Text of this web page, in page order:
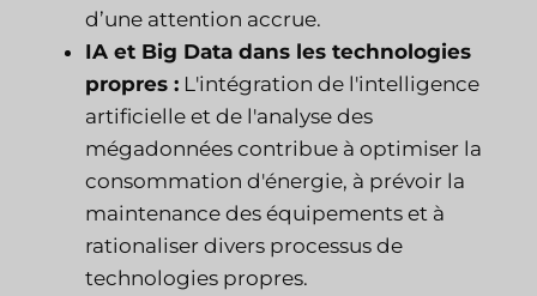
d’une attention accrue.
IA et Big Data dans les technologies
propres : L'intégration de l'intelligence
artificielle et de l'analyse des
mégadonnées contribue à optimiser la
consommation d'énergie, à prévoir la
maintenance des équipements et à
rationaliser divers processus de
technologies propres.